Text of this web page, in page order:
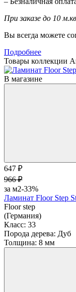
При заказе до 10
Вы всегда можете
Подробнее
Товары коллекции
В магазине
647 ₽
966 ₽
за м2-33%
Ламинат Floor Step
Floor step
(Германия)
Класс: 33
Порода дерева: Дуб
Толщина: 8 мм